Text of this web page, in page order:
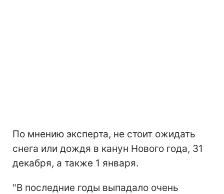
По мнению эксперта, не стоит ожидать
снега или дождя в канун Нового года, 31
декабря, а также 1 января.
"В последние годы выпадало очень